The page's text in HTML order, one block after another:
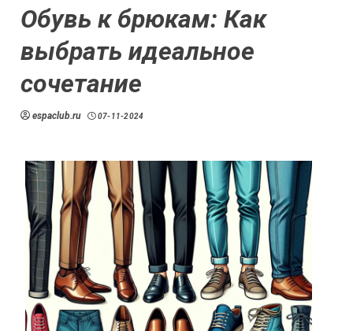
Обувь к брюкам: Как
выбрать идеальное
сочетание
espaclub.ru 07-11-2024